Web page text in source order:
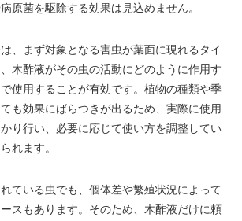
原菌を駆除する効果は見込めません。
、まず対象となる害虫が葉面に現れるタイ
木酢液がその虫の活動にどのように作用す
使用することが有効です。植物の種類や季
も効果にばらつきが出るため、実際に使用
り行い、必要に応じて使い方を調整してい
れます。
ている虫でも、個体差や繁殖状況によって
スもあります。そのため、木酢液だけに頼